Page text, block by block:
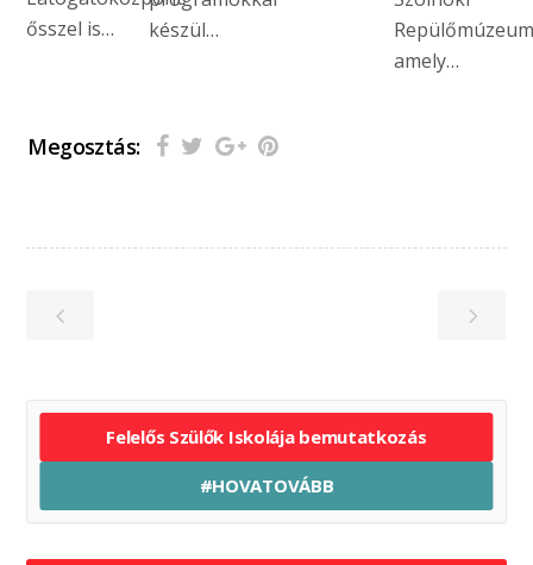
ősszel is…
készül…
amely…
Megosztás:
Felelős Szülők Iskolája bemutatkozás
#HOVATOVÁBB